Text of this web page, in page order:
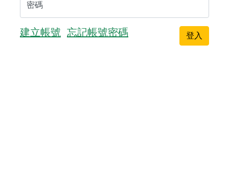
密碼
建立帳號 忘記帳號密碼